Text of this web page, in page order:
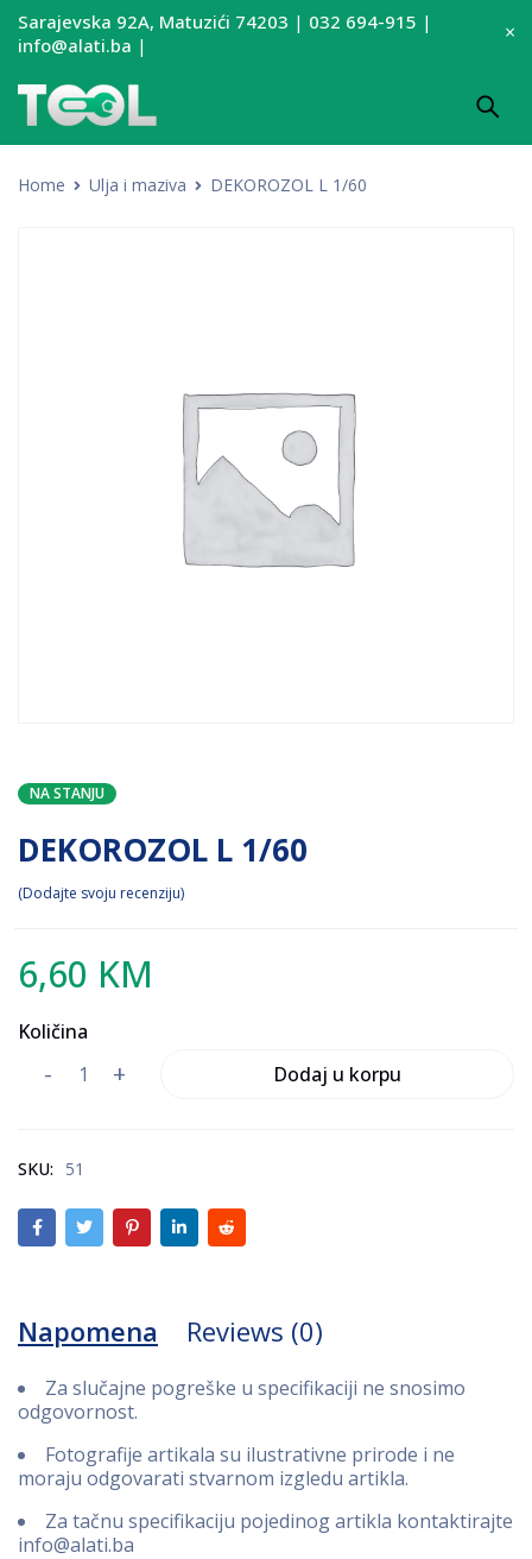
Sarajevska 92A, Matuzići 74203 | 032 694-915 |
info@alati.ba |
Home Ulja i maziva DEKOROZOL L 1/60
NA STANJU
DEKOROZOL L 1/60
Dodajte svoju recenziju
6,60 KM
Količina
Dodaj u korpu
SKU: 51
Napomena Reviews (0)
Za slučajne pogreške u specifikaciji ne snosimo
odgovornost.
Fotografije artikala su ilustrativne prirode i ne
moraju odgovarati stvarnom izgledu artikla.
Za tačnu specifikaciju pojedinog artikla kontaktirajte
info@alati.ba